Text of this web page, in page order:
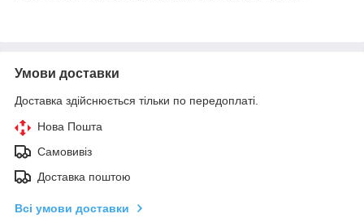
Умови доставки
Доставка здійснюється тільки по передоплаті.
Нова Пошта
Самовивіз
Доставка поштою
Всі умови доставки